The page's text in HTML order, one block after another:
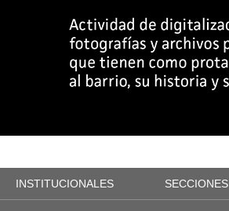
INSTITUCIONALES SECCIONES